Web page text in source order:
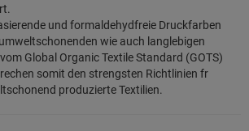
und formaldehydfreie Druckfarben
wie auch langlebigen
Global Organic Textile Standard (GOTS)
somit den strengsten Richtlinien fr
produzierte Textilien.